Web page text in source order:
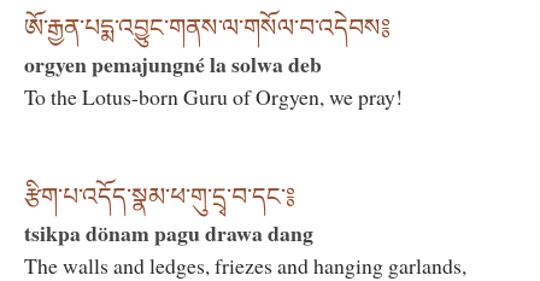
ཨོ་རྒྱན་པདྨ་འབྱུང་གནས་ལ་གསོལ་བ་འདེབས༔
orgyen pemajungné la solwa deb
To the Lotus-born Guru of Orgyen, we pray!
རྩིག་པ་འདོད་སྣམ་ཕ་གུ་དྲྭ་བ་དང་༔
tsikpa dönam pagu drawa dang
The walls and ledges, friezes and hanging garlands,